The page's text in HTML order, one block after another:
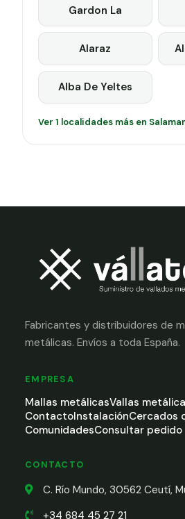
Gardon La
Alaraz
Alba De Yeltes
Ver 1 localidades más en
Fabricantes y distribuidores de
metálicas. Envíos a toda España.
EMPRESA
Mallas metálicasVallas
ContactoInstalaciónCercados
ComunidadesConsultar pedido
CONTACTO
C. Río Mundo, 30562 Ceutí,
+34 684 45 27 21